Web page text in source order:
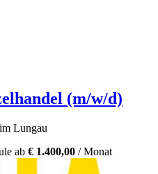
(m/w/d)
Lungau
ab € 1.400,00 / Monat